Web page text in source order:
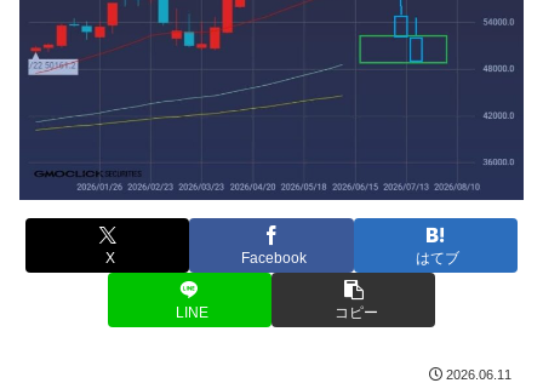
X Facebook はてブ
LINE コピー
2026.06.11